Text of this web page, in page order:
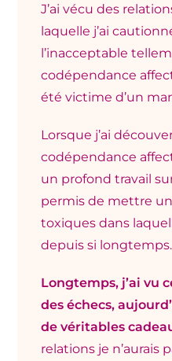
J’ai vécu des
laquelle j’ai
l’inacceptable
codépendance
été victime d’un
Lorsque j’ai
codépendance
un profond travail
permis de mettre
toxiques dans
depuis si longtemps.
Longtemps, j’ai vu
des échecs,
de véritables
relations je n’aurais